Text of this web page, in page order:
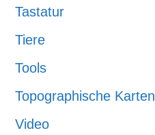
Tastatur
Tiere
Tools
Topographische Karten
Video